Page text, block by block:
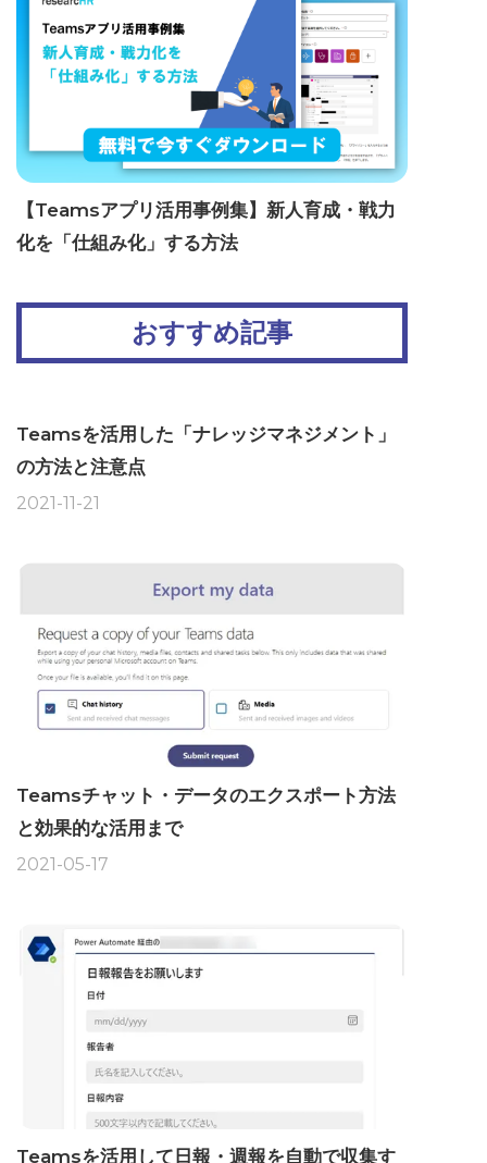
【Teamsアプリ活用事例集】新人育成・戦力
化を「仕組み化」する方法
おすすめ記事
Teamsを活用した「ナレッジマネジメント」
の方法と注意点
2021-11-21
Teamsチャット・データのエクスポート方法
と効果的な活用まで
2021-05-17
Teamsを活用して日報・週報を自動で収集す